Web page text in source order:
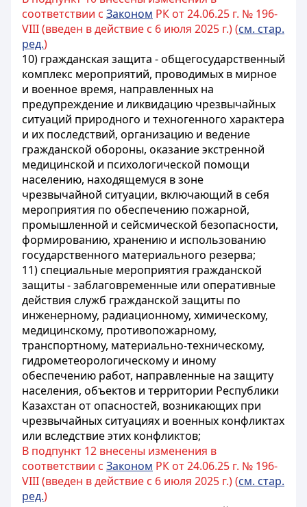
соответствии с Законом РК от 24.06.25 г. № 196-
VIII (введен в действие с 6 июля 2025 г.) (см. стар.
ред.)
10) гражданская защита - общегосударственный
комплекс мероприятий, проводимых в мирное
и военное время, направленных на
предупреждение и ликвидацию чрезвычайных
ситуаций природного и техногенного характера
и их последствий, организацию и ведение
гражданской обороны, оказание экстренной
медицинской и психологической помощи
населению, находящемуся в зоне
чрезвычайной ситуации, включающий в себя
мероприятия по обеспечению пожарной,
промышленной и сейсмической безопасности,
формированию, хранению и использованию
государственного материального резерва;
11) специальные мероприятия гражданской
защиты - заблаговременные или оперативные
действия служб гражданской защиты по
инженерному, радиационному, химическому,
медицинскому, противопожарному,
транспортному, материально-техническому,
гидрометеорологическому и иному
обеспечению работ, направленные на защиту
населения, объектов и территории Республики
Казахстан от опасностей, возникающих при
чрезвычайных ситуациях и военных конфликтах
или вследствие этих конфликтов;
В подпункт 12 внесены изменения в
соответствии с Законом РК от 24.06.25 г. № 196-
VIII (введен в действие с 6 июля 2025 г.) (см. стар.
ред.)